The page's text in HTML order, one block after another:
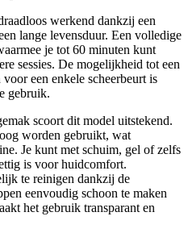
werkend dankzij een
lange levensduur. Een volledige
je tot 60 minuten kunt
sessies. De mogelijkheid tot een
een enkele scheerbeurt is
gebruik.
scoort dit model uitstekend.
worden gebruikt, wat
Je kunt met schuim, gel of zelfs
is voor huidcomfort.
te reinigen dankzij de
eenvoudig schoon te maken
het gebruik transparant en